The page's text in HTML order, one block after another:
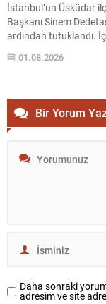
İstanbul’un Üsküdar
Başkanı Sinem
ardından tutuklandı.
Dedetaş’ı geçici
kapsamında, ilgililere
01.08.2026
Bir Yorum
Daha sonraki
adresim ve site